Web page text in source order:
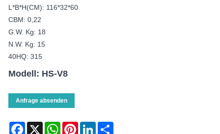
L*B*H(CM): 116*32*60
CBM: 0,22
G.W. Kg: 18
N.W. Kg: 15
40HQ: 315
Modell: HS-V8
Anfrage absenden
Facebook
X WhatsAppPinterestLinkedIn